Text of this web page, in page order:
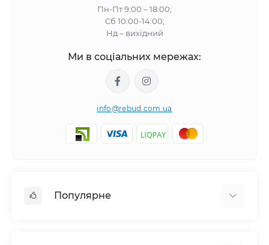
Пн-Пт 9:00 – 18:00;
Сб 10:00-14:00;
Нд – вихідний
Ми в соціальних мережах:
info@rebud.com.ua
Популярне